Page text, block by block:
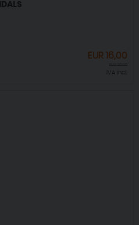
EUR 16,00
IVA incl.